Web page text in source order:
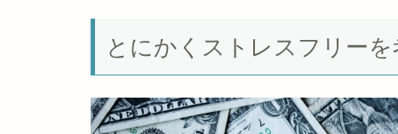
とにかくストレスフリー